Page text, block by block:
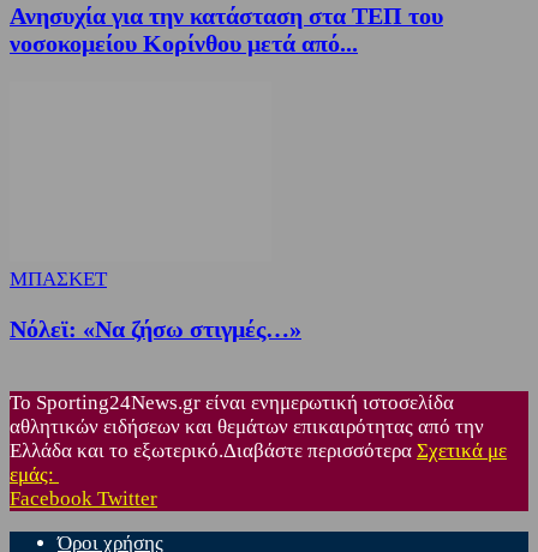
Ανησυχία για την κατάσταση στα ΤΕΠ του
νοσοκομείου Κορίνθου μετά από...
ΜΠΑΣΚΕΤ
Nόλεϊ: «Να ζήσω στιγμές…»
Το Sporting24News.gr είναι ενημερωτική ιστοσελίδα
αθλητικών ειδήσεων και θεμάτων επικαιρότητας από την
Ελλάδα και το εξωτερικό.Διαβάστε περισσότερα Σχετικά με
εμάς:
Facebook Twitter
Όροι χρήσης